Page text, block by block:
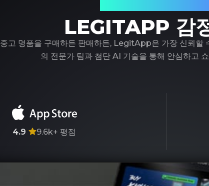
LEGITAPP 감
중고 명품을 구매하든 판매하든, LegitApp은 가장 신뢰할
의 전문가 팀과 첨단 AI 기술을 통해 안심하고
4.9 9.6k+ 평점